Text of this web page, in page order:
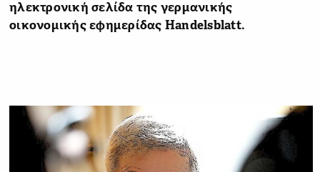
ηλεκτρονική σελίδα της γερμανικής
οικονομικής εφημερίδας Handelsblatt.